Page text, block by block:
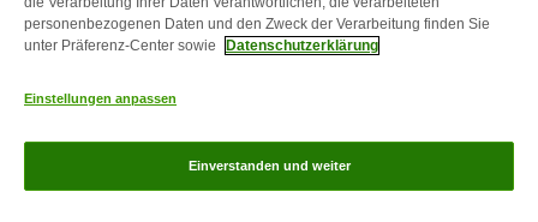
Kontakt Versandkosten & Lieferzeit
Zahlungsarten
Über uns Partnerprogramme Karriere
Corporate
personenbezogenen Daten und den Zweck der Verarbeitung finden Sie
unter Präferenz-Center sowie
Datenschutzerklärung
Einstellungen anpassen
Einverstanden und weiter